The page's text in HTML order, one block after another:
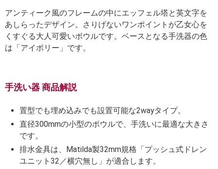
アンティーク風のフレームの中にエッフェル塔と英文字を
あしらったデザイン。さりげないワンポイントが乙女心を
くすぐる大人可愛いボウルです。ベースとなる手洗器の色
は「アイボリー」です。
手洗い器 商品解説
置型でも埋め込みでも設置可能な2wayタイプ。
直径300mmの小型のボウルで、手洗いに最適な大きさ
です。
排水金具は、Matilda製32mm規格「プッシュ式ドレン
ユニット32／横穴無し」が適合します。